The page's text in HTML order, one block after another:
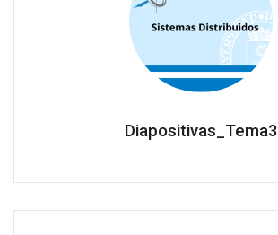
Diapositivas_Tema3